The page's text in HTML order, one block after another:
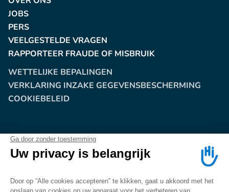
JOBS
PERS
VEELGESTELDE VRAGEN
RAPPORTEER FRAUDE OF MISBRUIK
WETTELIJKE BEPALINGEN
VERKLARING INZAKE GEGEVENSBESCHERMING
COOKIEBELEID